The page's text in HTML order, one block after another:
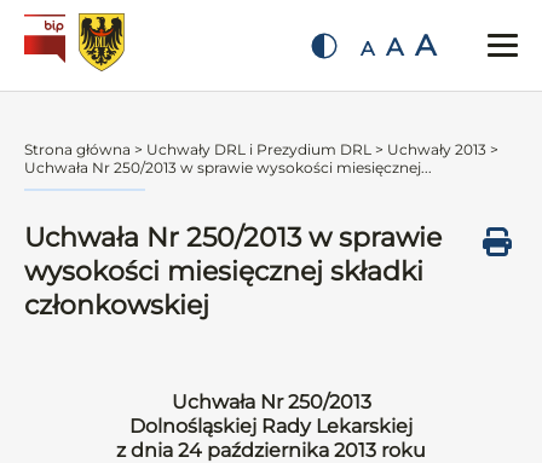
A A A
Strona główna > Uchwały DRL i Prezydium DRL > Uchwały 2013 >
Uchwała Nr 250/2013 w sprawie wysokości miesięcznej...
Uchwała Nr 250/2013 w sprawie
wysokości miesięcznej składki
członkowskiej
Uchwała Nr 250/2013
Dolnośląskiej Rady Lekarskiej
z dnia 24 października 2013 roku